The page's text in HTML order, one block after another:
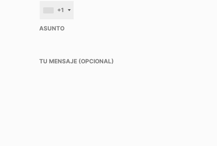
+1
ASUNTO
TU MENSAJE (OPCIONAL)